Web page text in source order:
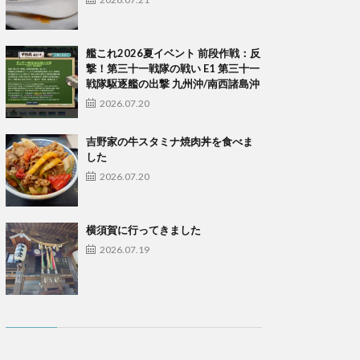
艦これ2026夏イベント 前段作戦：反
撃！第三十一戦隊の戦い E1 第三十一
戦隊駆逐艦の出撃 九州沖/南西諸島沖
2026.07.20
吉野家の牛スタミナ焼肉丼を食べま
した
2026.07.20
横須賀に行ってきました
2026.07.19